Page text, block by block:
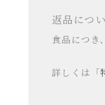
返品につ
食品につき
詳しくは「